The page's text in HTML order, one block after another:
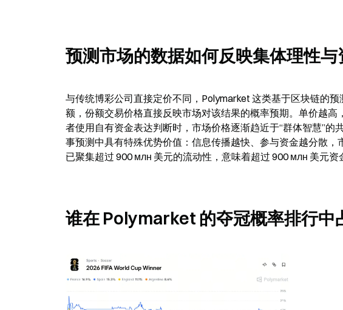
预测市场的数据如何反映集体理性与
与传统博彩公司直接定价不同，Polymarket 这类基于区块链的
额，份额交易价格直接反映市场对该结果的概率预期。单价越
者使用自有资金表达判断时，市场价格逐渐趋近于“群体智慧”
事预测中具有特殊优势价值：信息传播越快、参与资金越分散，
已聚集超过 900 млн 美元的流动性，意味着超过 900 млн 美元资
谁在 Polymarket 的夺冠概率排行中